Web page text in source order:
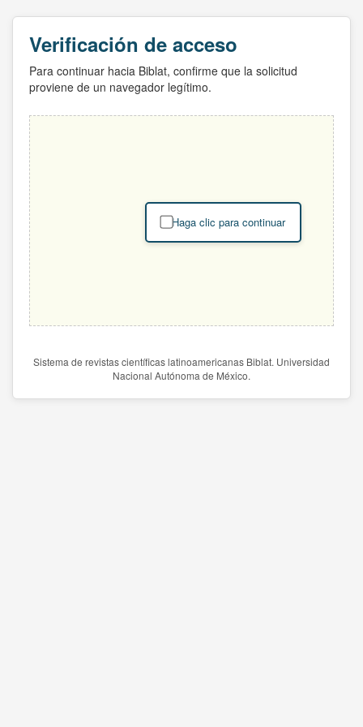
Verificación de acceso
Para continuar hacia Biblat, confirme que la solicitud
proviene de un navegador legítimo.
Haga clic para continuar
Sistema de revistas científicas latinoamericanas Biblat. Universidad
Nacional Autónoma de México.